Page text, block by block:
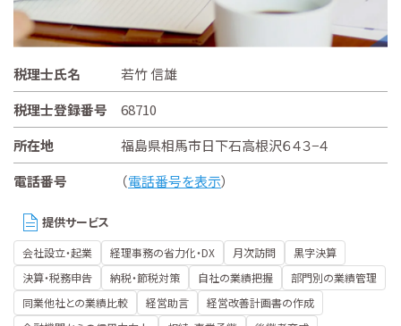
税理士氏名
若竹 信雄
税理士登録番号
68710
所在地
福島県相馬市日下石高根沢６４３−４
電話番号
（電話番号を表示）
提供サービス
会社設立・起業 経理事務の省力化・DX 月次訪問
黒字決算
決算・税務申告
納税・節税対策 自社の業績把握
部門別の業績管理
同業他社との業績比較
経営助言
経営改善計画書の作成